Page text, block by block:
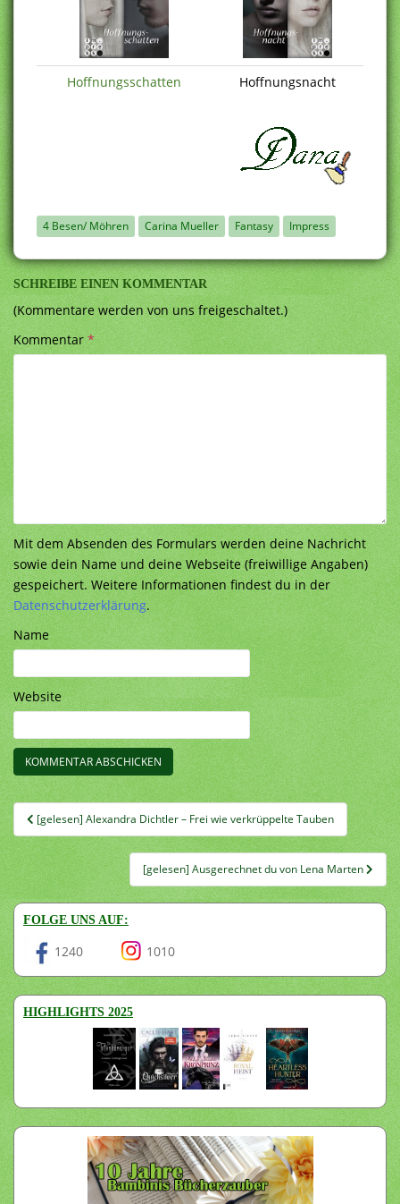
Hoffnungsschatten Hoffnungsnacht
4 Besen/ Möhren Carina Mueller Fantasy Impress
SCHREIBE EINEN KOMMENTAR
(Kommentare werden von uns freigeschaltet.)
Kommentar*
Mit dem Absenden des Formulars werden deine Nachricht
sowie dein Name und deine Webseite (freiwillige Angaben)
gespeichert. Weitere Informationen findest du in der
Datenschutzerklärung.
Name
Website
Beitragsnavigation
[gelesen] Alexandra Dichtler – Frei wie verkrüppelte Tauben
[gelesen] Ausgerechnet du von Lena Marten
FOLGE UNS AUF:
1240 1010
HIGHLIGHTS 2025